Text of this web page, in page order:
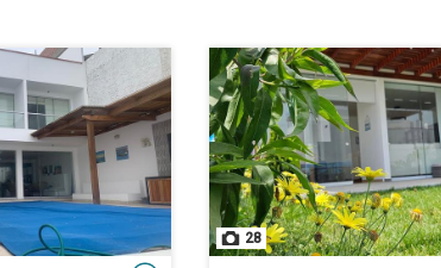
28